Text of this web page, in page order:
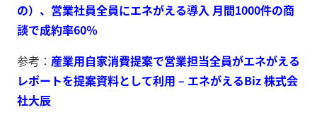
の）、営業社員全員にエネがえる導入 月間1000件の商
談で成約率60％
参考： 産業用自家消費提案で営業担当全員がエネがえる
レポートを提案資料として利用 – エネがえるBiz 株式会
社大辰